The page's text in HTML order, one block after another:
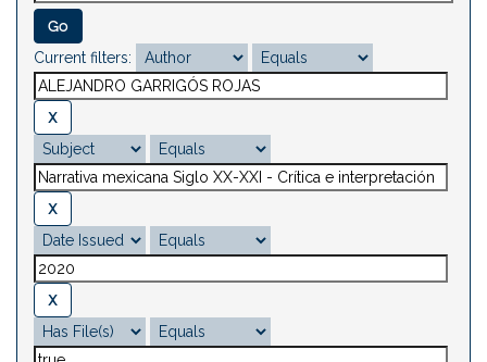
Current filters: